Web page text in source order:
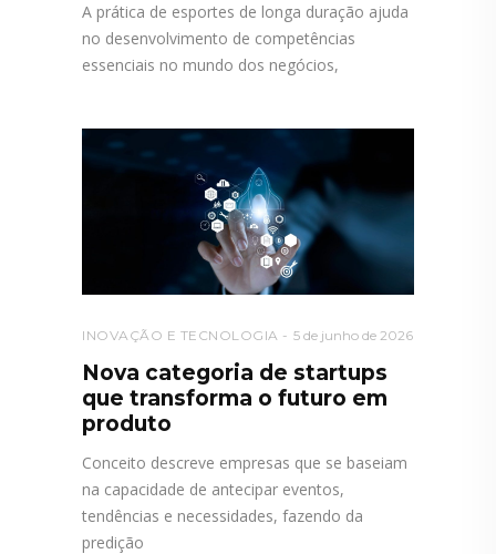
A prática de esportes de longa duração ajuda
no desenvolvimento de competências
essenciais no mundo dos negócios,
INOVAÇÃO E TECNOLOGIA 5 de junho de 2026
Nova categoria de startups
que transforma o futuro em
produto
Conceito descreve empresas que se baseiam
na capacidade de antecipar eventos,
tendências e necessidades, fazendo da
predição